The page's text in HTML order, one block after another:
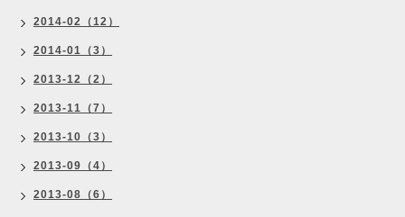
2014-02（12）
2014-01（3）
2013-12（2）
2013-11（7）
2013-10（3）
2013-09（4）
2013-08（6）